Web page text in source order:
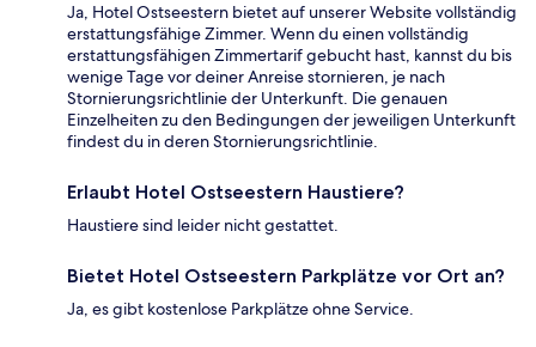
Ja, Hotel Ostseestern bietet auf unserer Website vollständig
erstattungsfähige Zimmer. Wenn du einen vollständig
erstattungsfähigen Zimmertarif gebucht hast, kannst du bis
wenige Tage vor deiner Anreise stornieren, je nach
Stornierungsrichtlinie der Unterkunft. Die genauen
Einzelheiten zu den Bedingungen der jeweiligen Unterkunft
findest du in deren Stornierungsrichtlinie.
Erlaubt Hotel Ostseestern Haustiere?
Haustiere sind leider nicht gestattet.
Bietet Hotel Ostseestern Parkplätze vor Ort an?
Ja, es gibt kostenlose Parkplätze ohne Service.